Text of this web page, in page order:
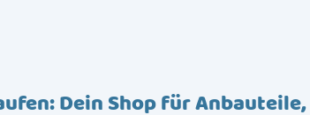
Dein Shop für Anbauteile,